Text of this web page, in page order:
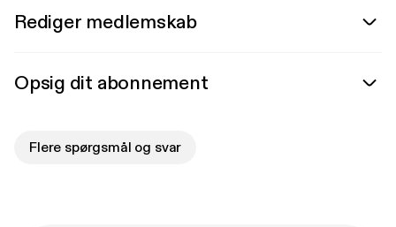
Rediger medlemskab
Opsig dit abonnement
Flere spørgsmål og svar